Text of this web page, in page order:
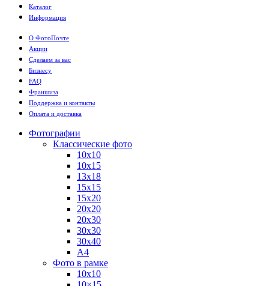
Каталог
Информация
О ФотоПочте
Акции
Сделаем за вас
Бизнесу
FAQ
Франшиза
Поддержка и контакты
Оплата и доставка
Фотографии
Классические фото
10х10
10х15
13х18
15х15
15х20
20х20
20х30
30х30
30х40
А4
Фото в рамке
10х10